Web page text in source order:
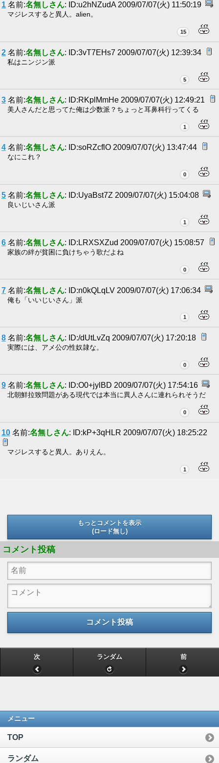
1 名前:名無しさん: ID:u2hNZudA 2009/07/07(火) 11:50:19
マジレスすると異人。alien。
15
2 名前:名無しさん: ID:3vT7EHs7 2009/07/07(火) 12:39:34
私はニンジン派
5
3 名前:名無しさん: ID:RKplMmHe 2009/07/07(火) 12:49:21
美人さんだと思ってた俺は少数派？ちょっと耳鼻科行ってくる
1
4 名前:名無しさん: ID:soRZcflO 2009/07/07(火) 13:47:44
なにこれ？
0
5 名前:名無しさん: ID:UyaBst7Z 2009/07/07(火) 15:04:08
良いじいさん派
1
6 名前:名無しさん: ID:LRXSXZud 2009/07/07(火) 15:08:57
家族の絆が貧困に負けちゃう歌だよね
0
7 名前:名無しさん: ID:n0kQLqLV 2009/07/07(火) 17:06:34
俺も「いいじいさん」派
1
8 名前:名無しさん: ID:/dUtLvZq 2009/07/07(火) 17:20:18
実際には、アメ公の性奴隷な。
0
9 名前:名無しさん: ID:O0+jylBD 2009/07/07(火) 17:54:16
北朝鮮拉致問題がある現代では本当に異人さんに連れられそうだ
0
10 名前:名無しさん: ID:kP+3qHLR 2009/07/07(火) 18:25:22
マジレスすると異人。ありえん。
1
もっとコメントを表示
(ロード無し)
コメント投稿
コメント投稿
次 ランダム 前
メニュー
TOP
ランダム